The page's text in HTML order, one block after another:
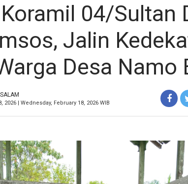
04/Sultan
Jalin
Desa Namo
2026 | Wednesday, February 18, 2026 WIB